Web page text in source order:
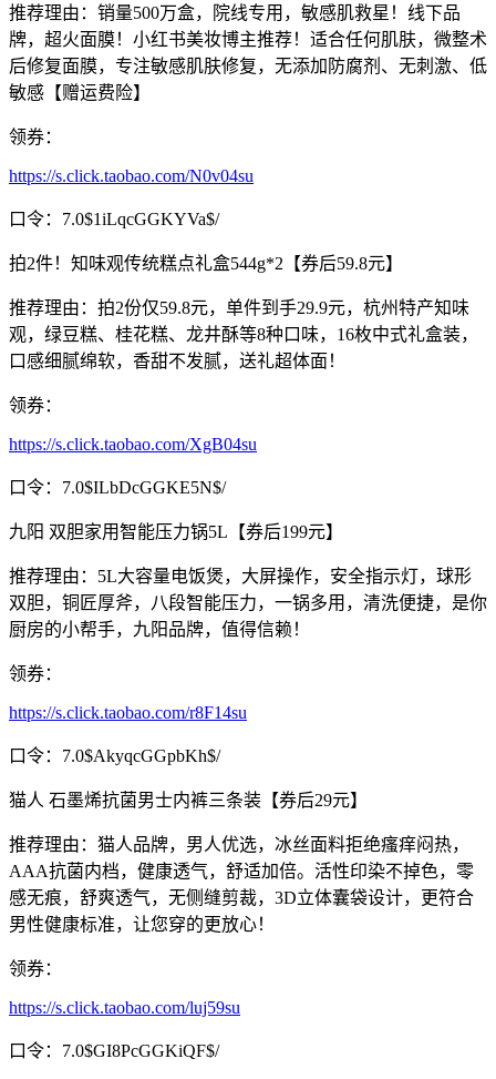
推荐理由：销量500万盒，院线专用，敏感肌救星！线下品
牌，超火面膜！小红书美妆博主推荐！适合任何肌肤，微整术
后修复面膜，专注敏感肌肤修复，无添加防腐剂、无刺激、低
敏感【赠运费险】
领券：
https://s.click.taobao.com/N0v04su
口令：7.0$1iLqcGGKYVa$/
拍2件！知味观传统糕点礼盒544g*2【券后59.8元】
推荐理由：拍2份仅59.8元，单件到手29.9元，杭州特产知味
观，绿豆糕、桂花糕、龙井酥等8种口味，16枚中式礼盒装，
口感细腻绵软，香甜不发腻，送礼超体面！
领券：
https://s.click.taobao.com/XgB04su
口令：7.0$ILbDcGGKE5N$/
九阳 双胆家用智能压力锅5L【券后199元】
推荐理由：5L大容量电饭煲，大屏操作，安全指示灯，球形
双胆，铜匠厚斧，八段智能压力，一锅多用，清洗便捷，是你
厨房的小帮手，九阳品牌，值得信赖！
领券：
https://s.click.taobao.com/r8F14su
口令：7.0$AkyqcGGpbKh$/
猫人 石墨烯抗菌男士内裤三条装【券后29元】
推荐理由：猫人品牌，男人优选，冰丝面料拒绝瘙痒闷热，
AAA抗菌内档，健康透气，舒适加倍。活性印染不掉色，零
感无痕，舒爽透气，无侧缝剪裁，3D立体囊袋设计，更符合
男性健康标准，让您穿的更放心！
领券：
https://s.click.taobao.com/luj59su
口令：7.0$GI8PcGGKiQF$/